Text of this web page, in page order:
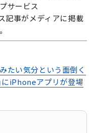
サービス
記事がメディアに掲載
たい気分という面倒く
にiPhoneアプリが登場